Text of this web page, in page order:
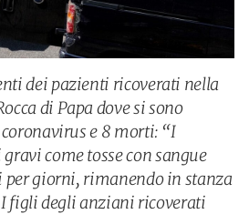
dei pazienti ricoverati nella
di Papa dove si sono
e 8 morti: “I
come tosse con sangue
per giorni, rimanendo in stanza
figli degli anziani ricoverati